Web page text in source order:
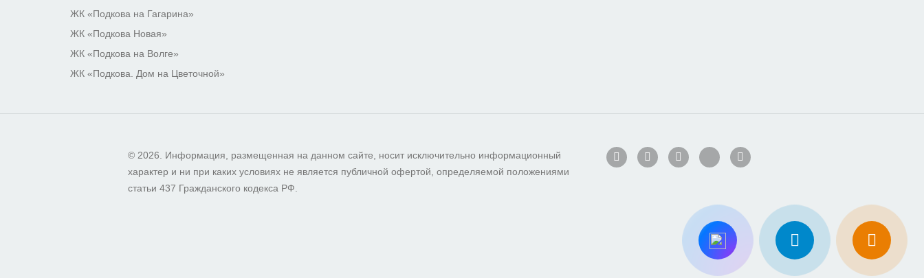
ЖК «Подкова на Гагарина»
ЖК «Подкова Новая»
ЖК «Подкова на Волге»
ЖК «Подкова. Дом на Цветочной»
© 2026. Информация, размещенная на данном сайте, носит исключительно информационный
характер и ни при каких условиях не является публичной офертой, определяемой положениями
статьи 437 Гражданского кодекса РФ.